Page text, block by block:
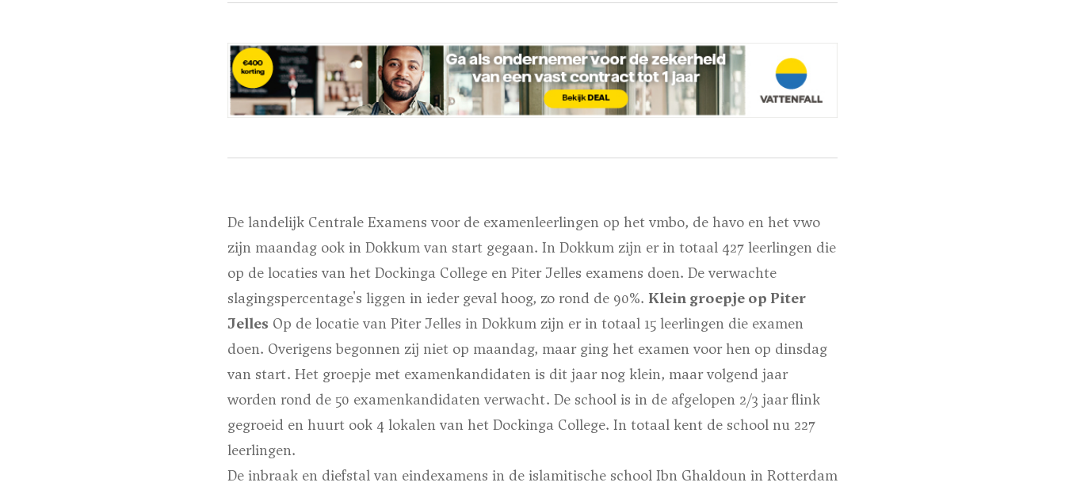
De landelijk Centrale Examens voor de examenleerlingen op het vmbo, de havo en het vwo
zijn maandag ook in Dokkum van start gegaan. In Dokkum zijn er in totaal 427 leerlingen die
op de locaties van het Dockinga College en Piter Jelles examens doen. De verwachte
slagingspercentage's liggen in ieder geval hoog, zo rond de 90%. Klein groepje op Piter
Jelles Op de locatie van Piter Jelles in Dokkum zijn er in totaal 15 leerlingen die examen
doen. Overigens begonnen zij niet op maandag, maar ging het examen voor hen op dinsdag
van start. Het groepje met examenkandidaten is dit jaar nog klein, maar volgend jaar
worden rond de 50 examenkandidaten verwacht. De school is in de afgelopen 2/3 jaar flink
gegroeid en huurt ook 4 lokalen van het Dockinga College. In totaal kent de school nu 227
leerlingen.
De inbraak en diefstal van eindexamens in de islamitische school Ibn Ghaldoun in Rotterdam